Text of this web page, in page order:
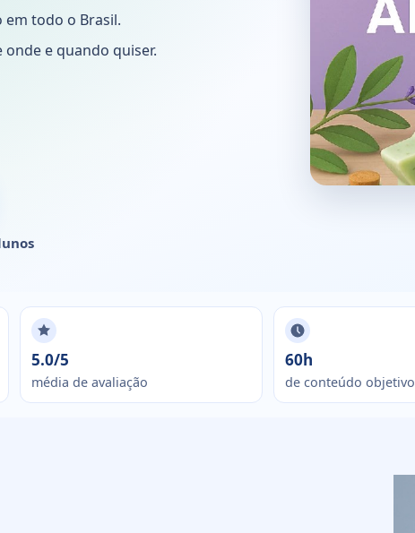
todo o Brasil.
e quando quiser.
5.0/5
média de avaliação
60h
de conteúdo objetivo